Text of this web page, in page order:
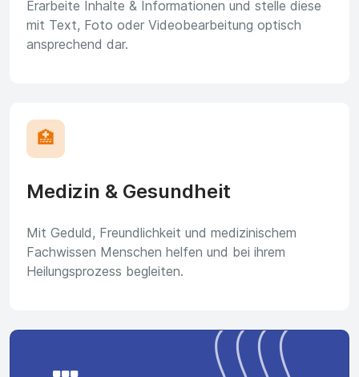
Erarbeite Inhalte & Informationen und stelle diese
mit Text, Foto oder Videobearbeitung optisch
ansprechend dar.
🏥
Medizin & Gesundheit
Mit Geduld, Freundlichkeit und medizinischem
Fachwissen Menschen helfen und bei ihrem
Heilungsprozess begleiten.